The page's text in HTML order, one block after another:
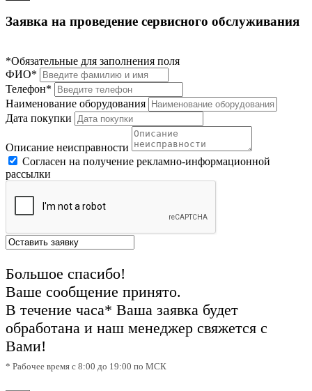
Заявка на проведение сервисного обслуживания
*Обязательные для заполнения поля
ФИО*
Телефон*
Наименование оборудования
Дата покупки
Описание неисправности
Согласен на получение рекламно-информационной
рассылки
Большое спасибо!
Ваше сообщение принято.
В течение часа* Ваша заявка будет
обработана и наш менеджер свяжется с
Вами!
* Рабочее время с 8:00 до 19:00 по МСК